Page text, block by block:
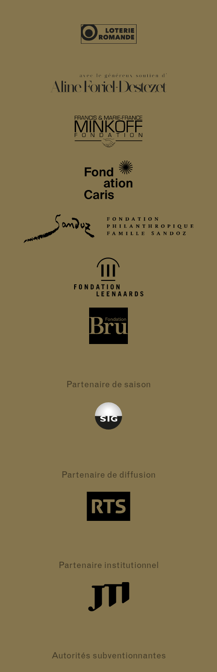
Partenaire de saison
Partenaire de diffusion
Partenaire institutionnel
Autorités subventionnantes